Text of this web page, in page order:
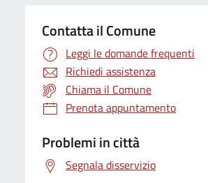
Contatta il Comune
Leggi le domande frequenti
Richiedi assistenza
Chiama il Comune
Prenota appuntamento
Problemi in città
Segnala disservizio